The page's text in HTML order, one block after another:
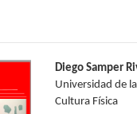
principal
Diego Samper
Universidad de
Cultura Física